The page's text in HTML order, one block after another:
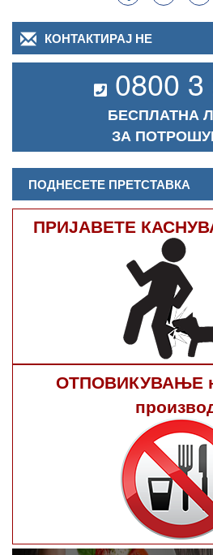
КОНТАКТИРАЈ НЕ
0800
БЕСПЛАТНА
ЗА
ПОДНЕСЕТЕ ПРЕТСТАВКА
ПРИЈАВЕТЕ
ОТПОВИКУВАЊЕ